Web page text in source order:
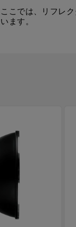
こでは、リフレ
ます。